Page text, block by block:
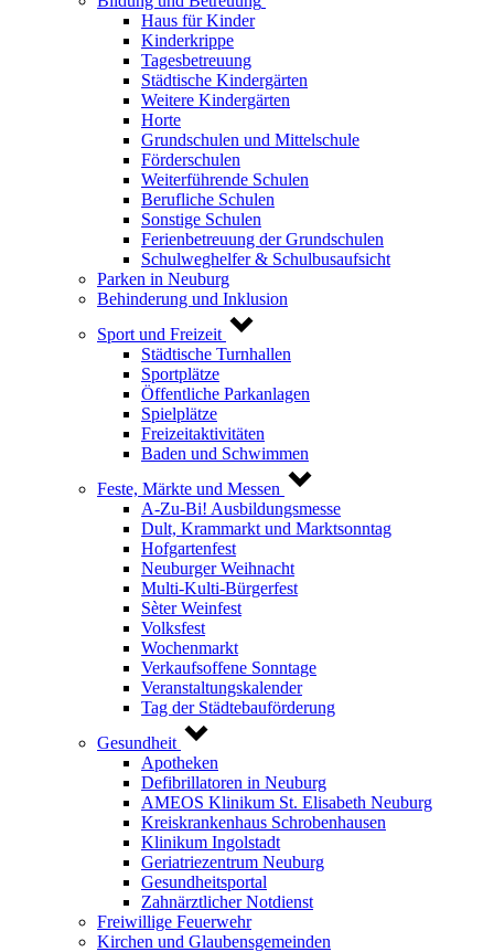
Haus für Kinder
Kinderkrippe
Tagesbetreuung
Städtische Kindergärten
Weitere Kindergärten
Horte
Grundschulen und Mittelschule
Förderschulen
Weiterführende Schulen
Berufliche Schulen
Sonstige Schulen
Ferienbetreuung der Grundschulen
Schulweghelfer & Schulbusaufsicht
Parken in Neuburg
Behinderung und Inklusion
Sport und Freizeit
Städtische Turnhallen
Sportplätze
Öffentliche Parkanlagen
Spielplätze
Freizeitaktivitäten
Baden und Schwimmen
Feste, Märkte und Messen
A-Zu-Bi! Ausbildungsmesse
Dult, Krammarkt und Marktsonntag
Hofgartenfest
Neuburger Weihnacht
Multi-Kulti-Bürgerfest
Sèter Weinfest
Volksfest
Wochenmarkt
Verkaufsoffene Sonntage
Veranstaltungskalender
Tag der Städtebauförderung
Gesundheit
Apotheken
Defibrillatoren in Neuburg
AMEOS Klinikum St. Elisabeth Neuburg
Kreiskrankenhaus Schrobenhausen
Klinikum Ingolstadt
Geriatriezentrum Neuburg
Gesundheitsportal
Zahnärztlicher Notdienst
Freiwillige Feuerwehr
Kirchen und Glaubensgemeinden